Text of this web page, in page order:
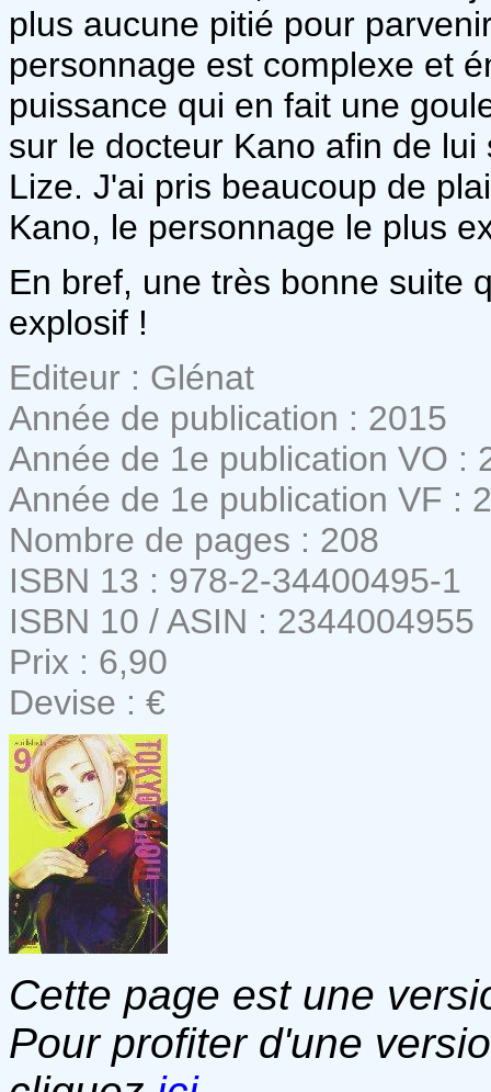
plus aucune pitié pour
personnage est complexe et
puissance qui en fait une
sur le docteur Kano afin de
Lize. J'ai pris beaucoup de
Kano, le personnage le plus
En bref, une très bonne suite
explosif !
Editeur : Glénat
Année de publication : 2015
Année de 1e publication VO :
Année de 1e publication VF :
Nombre de pages : 208
ISBN 13 : 978-2-34400495-1
ISBN 10 / ASIN : 2344004955
Prix : 6,90
Devise : €
Cette page est une
Pour profiter d'une